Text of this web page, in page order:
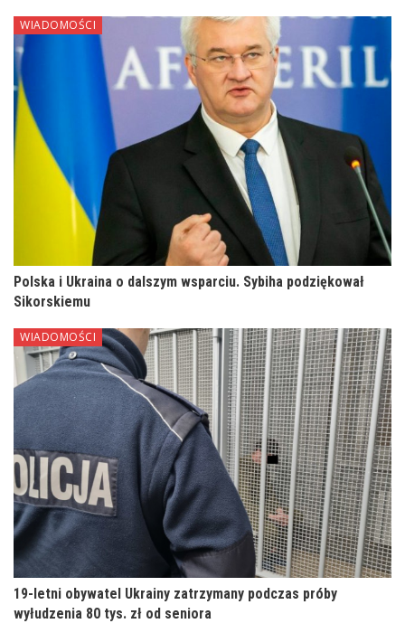
WIADOMOŚCI
Polska i Ukraina o dalszym wsparciu. Sybiha podziękował
Sikorskiemu
WIADOMOŚCI
19-letni obywatel Ukrainy zatrzymany podczas próby
wyłudzenia 80 tys. zł od seniora